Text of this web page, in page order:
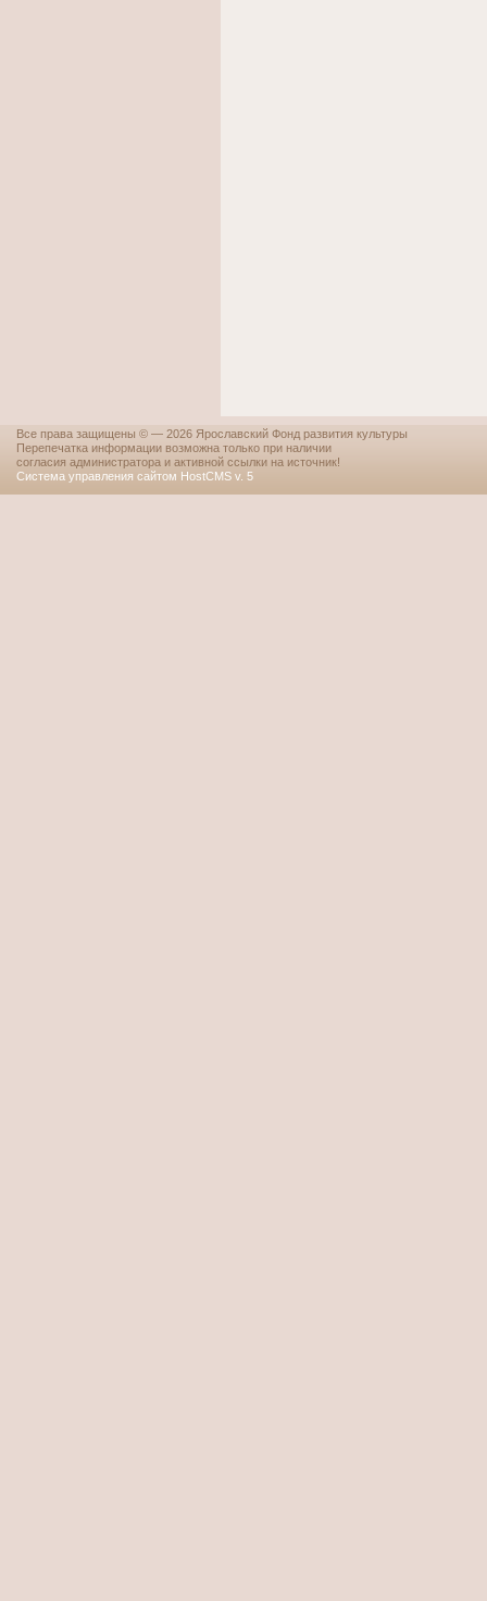
Все права защищены © — 2026 Ярославский Фонд развития культуры
Перепечатка информации возможна только при наличии
согласия администратора и активной ссылки на источник!
Система управления сайтом HostCMS v. 5